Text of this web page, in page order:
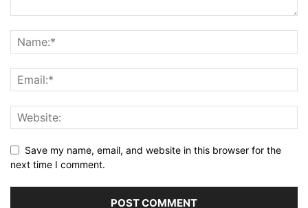
Save my name, email, and website in this browser for the
next time I comment.